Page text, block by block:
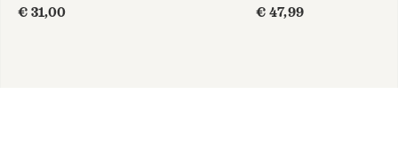
€ 31,00
€ 47,99